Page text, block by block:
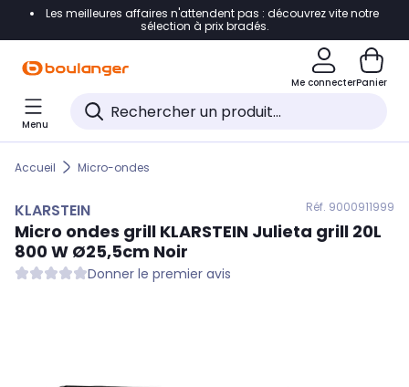
Accéder directement à la navigation
Accéder directement au pied de page
Accéder directement au chatbot
Les meilleures affaires n'attendent pas : découvrez vite notre
sélection à prix bradés.
Me connecterPanier
Menu
Accueil Micro-ondes
KLARSTEIN Réf. 9000911999
Micro ondes grill KLARSTEIN Julieta grill 20L
800 W Ø25,5cm Noir
Donner le premier avis